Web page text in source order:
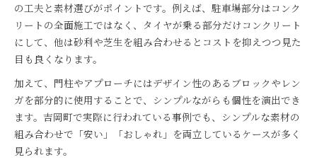
の工夫と素材選びがポイントです。例えば、駐車場部分はコンク
リートの全面施工ではなく、タイヤが乗る部分だけコンクリート
にして、他は砂利や芝生を組み合わせるとコストを抑えつつ見た
目も良くなります。
加えて、門柱やアプローチにはデザイン性のあるブロックやレン
ガを部分的に使用することで、シンプルながらも個性を演出でき
ます。吉岡町で実際に行われている事例でも、シンプルな素材の
組み合わせで「安い」「おしゃれ」を両立しているケースが多く
見られます。